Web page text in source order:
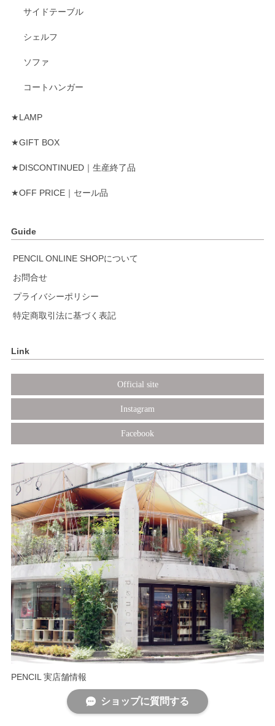
サイドテーブル
シェルフ
ソファ
コートハンガー
★LAMP
★GIFT BOX
★DISCONTINUED｜生産終了品
★OFF PRICE｜セール品
Guide
PENCIL ONLINE SHOPについて
お問合せ
プライバシーポリシー
特定商取引法に基づく表記
Link
Official site
Instagram
Facebook
PENCIL 実店舗情報
ショップに質問する